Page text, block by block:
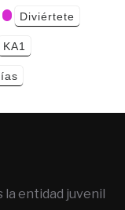
Diviértete
KA1
la entidad juvenil